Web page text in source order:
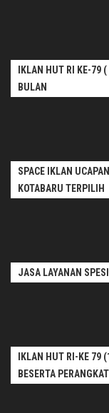
IKLAN HUT RI KE-79
BULAN
SPACE IKLAN
KOTABARU TERPILIH
JASA LAYANAN
IKLAN HUT RI-KE 79
BESERTA PERANGKAT